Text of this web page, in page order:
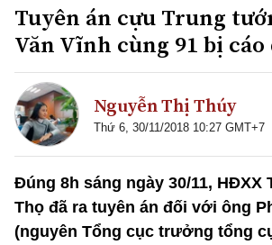
Tuyên án cựu Trung
Văn Vĩnh cùng 91 bị
Nguyễn Thị Thúy
Thứ 6, 30/11/2018 10:27 GMT+7
Đúng 8h sáng ngày 30/11, HĐXX
Thọ đã ra tuyên án đối với ông
(nguyên Tổng cục trưởng tổng